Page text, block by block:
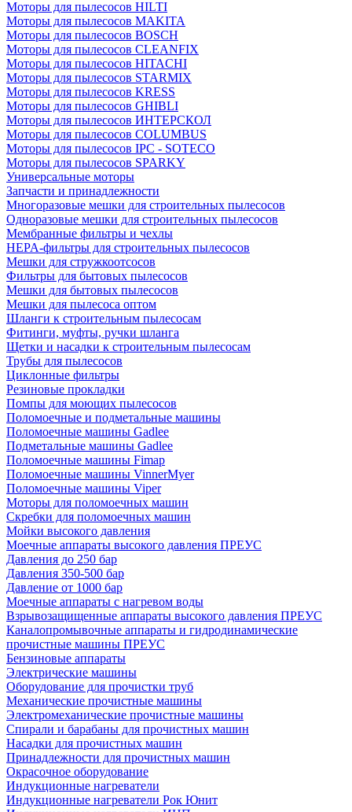
Моторы для пылесосов HILTI
Моторы для пылесосов MAKITA
Моторы для пылесосов BOSCH
Моторы для пылесосов CLEANFIX
Моторы для пылесосов HITACHI
Моторы для пылесосов STARMIX
Моторы для пылесосов KRESS
Моторы для пылесосов GHIBLI
Моторы для пылесосов ИНТЕРСКОЛ
Моторы для пылесосов COLUMBUS
Моторы для пылесосов IPC - SOTECO
Моторы для пылесосов SPARKY
Универсальные моторы
Запчасти и принадлежности
Многоразовые мешки для строительных пылесосов
Одноразовые мешки для строительных пылесосов
Мембранные фильтры и чехлы
HEPA-фильтры для строительных пылесосов
Мешки для стружкоотсосов
Фильтры для бытовых пылесосов
Мешки для бытовых пылесосов
Мешки для пылесоса оптом
Шланги к строительным пылесосам
Фитинги, муфты, ручки шланга
Щетки и насадки к строительным пылесосам
Трубы для пылесосов
Циклонные фильтры
Резиновые прокладки
Помпы для моющих пылесосов
Поломоечные и подметальные машины
Поломоечные машины Gadlee
Подметальные машины Gadlee
Поломоечные машины Fimap
Поломоечные машины VinnerMyer
Поломоечные машины Viper
Моторы для поломоечных машин
Скребки для поломоечных машин
Мойки высокого давления
Моечные аппараты высокого давления ПРЕУС
Давления до 250 бар
Давления 350-500 бар
Давление от 1000 бар
Моечные аппараты с нагревом воды
Взрывозащищенные аппараты высокого давления ПРЕУС
Каналопромывочные аппараты и гидродинамические
прочистные машины ПРЕУС
Бензиновые аппараты
Электрические машины
Оборудование для прочистки труб
Механические прочистные машины
Электромеханические прочистные машины
Спирали и барабаны для прочистных машин
Насадки для прочистных машин
Принадлежности для прочистных машин
Окрасочное оборудование
Индукционные нагреватели
Индукционные нагреватели Рок Юнит